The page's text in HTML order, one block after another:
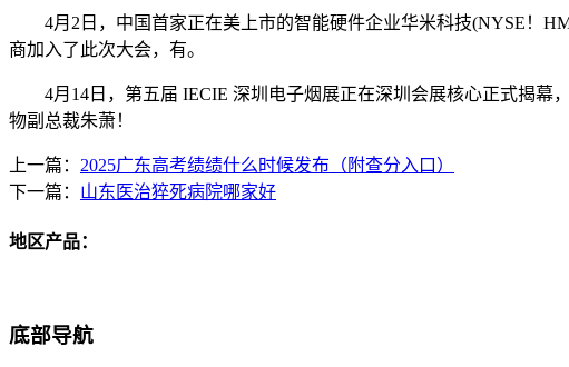
4月2日，中国首家正在美上市的智能硬件企业华米科技(NYSE！
商加入了此次大会，有。
4月14日，第五届 IECIE 深圳电子烟展正在深圳会展核心正式揭幕
物副总裁朱萧！
上一篇： 2025广东高考绩绩什么时候发布（附查分入口）
下一篇： 山东医治猝死病院哪家好
地区产品：
底部导航